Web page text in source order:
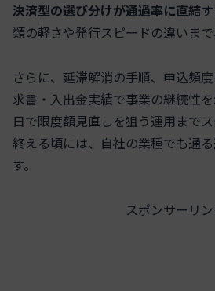
決済型の選び分けが通過率に直結
類の軽さや発行スピードの違いまで
さらに、延滞解消の手順、申込頻
求書・入出金実績で事業の継続性
日で限度額見直しを狙う運用まで
終える頃には、自社の業種でも通
す。
スポンサーリ